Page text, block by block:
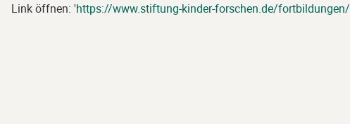
Link öffnen: 'https://www.stiftung-kinder-forschen.de/